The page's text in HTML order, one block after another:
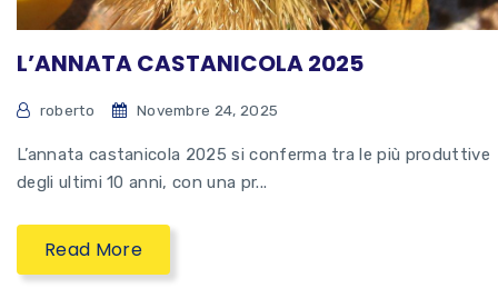
L’ANNATA CASTANICOLA 2025
roberto Novembre 24, 2025
L’annata castanicola 2025 si conferma tra le più produttive
degli ultimi 10 anni, con una pr...
Read More